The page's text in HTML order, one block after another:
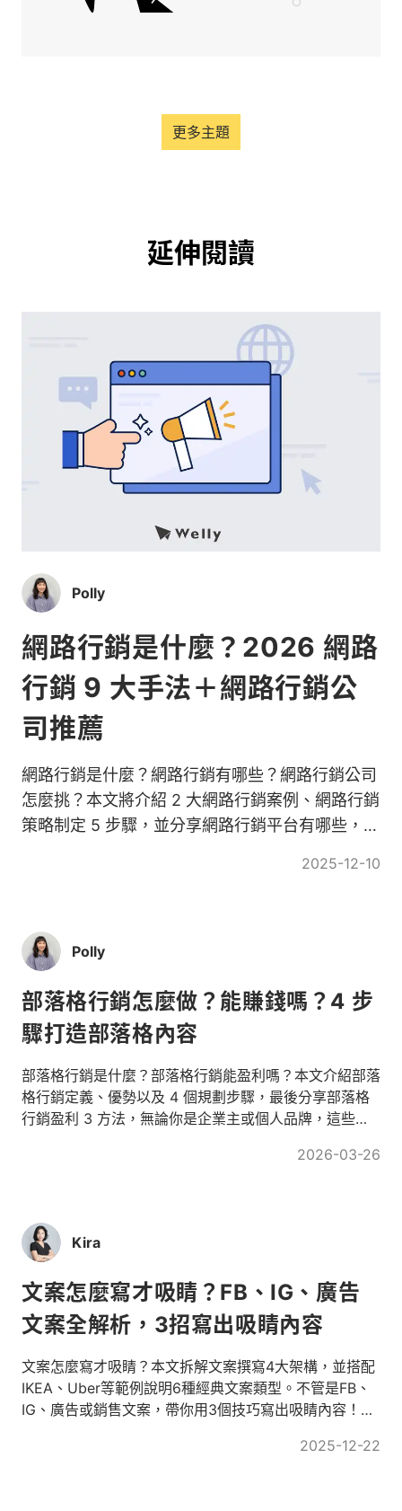
更多主題
延伸閱讀
Polly
網路行銷是什麼？2026 網路
行銷 9 大手法＋網路行銷公
司推薦
網路行銷是什麼？網路行銷有哪些？網路行銷公司
怎麼挑？本文將介紹 2 大網路行銷案例、網路行銷
策略制定 5 步驟，並分享網路行銷平台有哪些，掌
2025-12-10
Polly
部落格行銷怎麼做？能賺錢嗎？4 步
驟打造部落格內容
部落格行銷是什麼？部落格行銷能盈利嗎？本文介紹部落
格行銷定義、優勢以及 4 個規劃步驟，最後分享部落格
行銷盈利 3 方法，無論你是企業主或個人品牌，這些部
2026-03-26
Kira
文案怎麼寫才吸睛？FB、IG、廣告
文案全解析，3招寫出吸睛內容
文案怎麼寫才吸睛？本文拆解文案撰寫4大架構，並搭配
IKEA、Uber等範例說明6種經典文案類型。不管是FB、
IG、廣告或銷售文案，帶你用3個技巧寫出吸睛內容！文
2025-12-22